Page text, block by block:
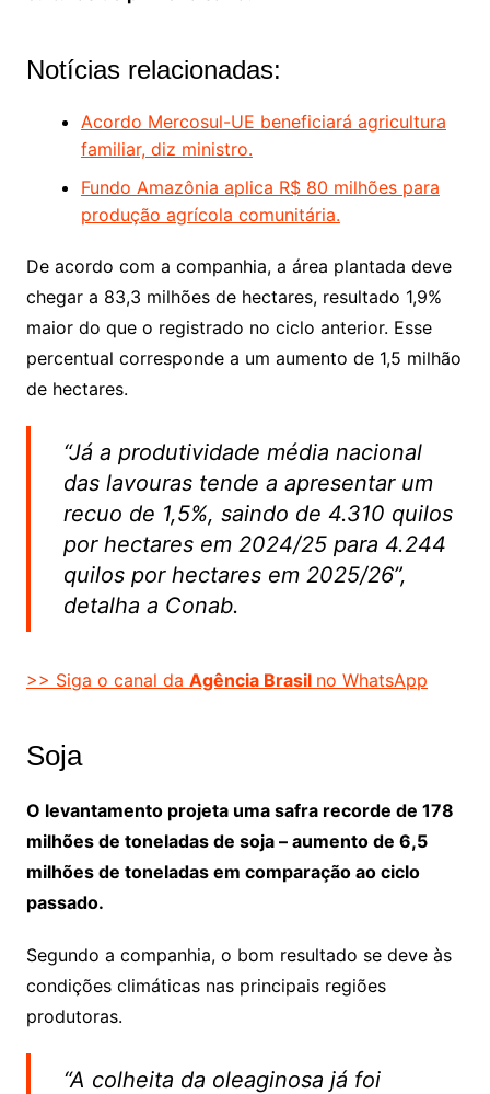
Notícias relacionadas:
Acordo Mercosul-UE beneficiará agricultura
familiar, diz ministro.
Fundo Amazônia aplica R$ 80 milhões para
produção agrícola comunitária.
De acordo com a companhia, a área plantada deve
chegar a 83,3 milhões de hectares, resultado 1,9%
maior do que o registrado no ciclo anterior. Esse
percentual corresponde a um aumento de 1,5 milhão
de hectares.
“Já a produtividade média nacional
das lavouras tende a apresentar um
recuo de 1,5%, saindo de 4.310 quilos
por hectares em 2024/25 para 4.244
quilos por hectares em 2025/26”,
detalha a Conab.
>> Siga o canal da Agência Brasil no WhatsApp
Soja
O levantamento projeta uma safra recorde de 178
milhões de toneladas de soja – aumento de 6,5
milhões de toneladas em comparação ao ciclo
passado.
Segundo a companhia, o bom resultado se deve às
condições climáticas nas principais regiões
produtoras.
“A colheita da oleaginosa já foi